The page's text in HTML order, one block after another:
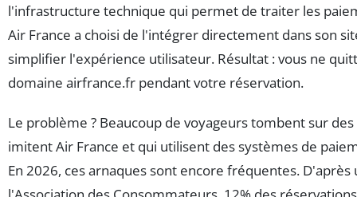
l'infrastructure technique qui permet de traiter les
Air France a choisi de l'intégrer directement dans son
simplifier l'expérience utilisateur. Résultat : vous ne
domaine airfrance.fr pendant votre réservation.
Le problème ? Beaucoup de voyageurs tombent sur
imitent Air France et qui utilisent des systèmes de
En 2026, ces arnaques sont encore fréquentes. D'après